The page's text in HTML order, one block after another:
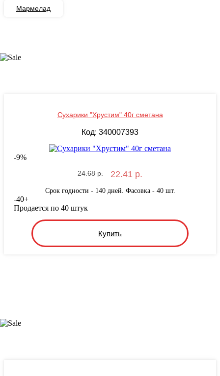
Мармелад
Сухарики "Хрустим" 40г сметана
Код: 340007393
-9%
24.68 р. 22.41 р.
Срок годности - 140 дней. Фасовка - 40 шт.
-40+
Купить
Продается по 40 штук